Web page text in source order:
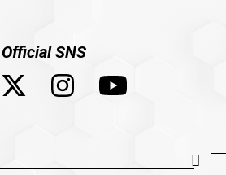
Official SNS